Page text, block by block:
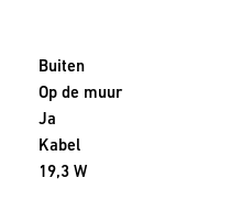
Buiten
Op de muur
Ja
Kabel
19,3 W